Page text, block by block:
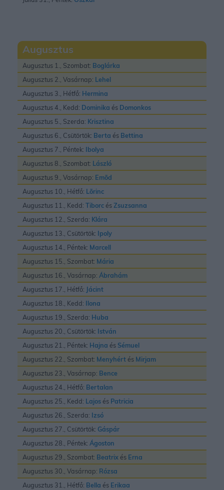
Augusztus
Augusztus 1., Szombat: Boglárka
Augusztus 2., Vasárnap: Lehel
Augusztus 3., Hétfő: Hermina
Augusztus 4., Kedd: Dominika és Domonkos
Augusztus 5., Szerda: Krisztina
Augusztus 6., Csütörtök: Berta és Bettina
Augusztus 7., Péntek: Ibolya
Augusztus 8., Szombat: László
Augusztus 9., Vasárnap: Emõd
Augusztus 10., Hétfő: Lõrinc
Augusztus 11., Kedd: Tiborc ésZsuzsanna
Augusztus 12., Szerda: Klára
Augusztus 13., Csütörtök: Ipoly
Augusztus 14., Péntek: Marcell
Augusztus 15., Szombat: Mária
Augusztus 16., Vasárnap: Ábrahám
Augusztus 17., Hétfő: Jácint
Augusztus 18., Kedd: Ilona
Augusztus 19., Szerda: Huba
Augusztus 20., Csütörtök: István
Augusztus 21., Péntek: Hajna és Sémuel
Augusztus 22., Szombat: Menyhért és Mirjam
Augusztus 23., Vasárnap: Bence
Augusztus 24., Hétfő: Bertalan
Augusztus 25., Kedd: Lajos és Patricia
Augusztus 26., Szerda: Izsó
Augusztus 27., Csütörtök: Gáspár
Augusztus 28., Péntek: Ágoston
Augusztus 29., Szombat: Beatrix és Erna
Augusztus 30., Vasárnap: Rózsa
Augusztus 31., Hétfő: Bella és Erikaa